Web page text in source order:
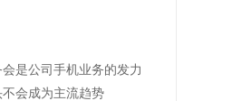
是公司手机业务的发力
会成为主流趋势